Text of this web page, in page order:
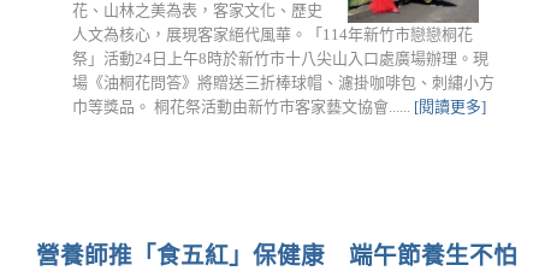
花、山林之美為表，客家文化、歷史
人文為核心，展現客家絕代風華。「114年新竹市戀戀桐花
祭」活動24日上午8時於新竹市十八尖山入口處廣場辦理。現
場《油桐花問答》將贈送三折棒球帽、濾掛咖啡包、刺繡小方
巾等獎品。 桐花祭活動由新竹市客家藝文協會...... [閱讀更多]
營養師推「食五紅」保健康 端午節養生不怕